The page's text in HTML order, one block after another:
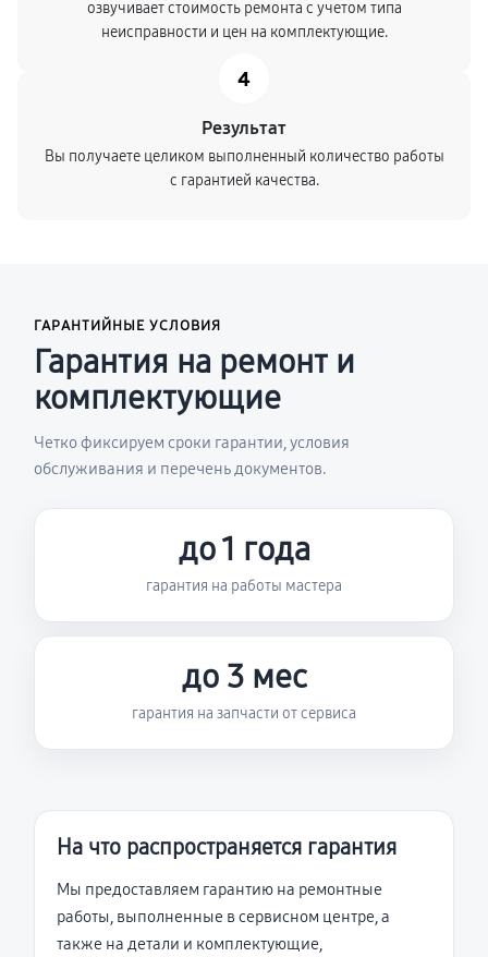
озвучивает стоимость ремонта с учетом типа
неисправности и цен на комплектующие.
4
Результат
Вы получаете целиком выполненный количество работы
с гарантией качества.
ГАРАНТИЙНЫЕ УСЛОВИЯ
Гарантия на ремонт и
комплектующие
Четко фиксируем сроки гарантии, условия
обслуживания и перечень документов.
до 1 года
гарантия на работы мастера
до 3 мес
гарантия на запчасти от сервиса
На что распространяется гарантия
Мы предоставляем гарантию на ремонтные
работы, выполненные в сервисном центре, а
также на детали и комплектующие,